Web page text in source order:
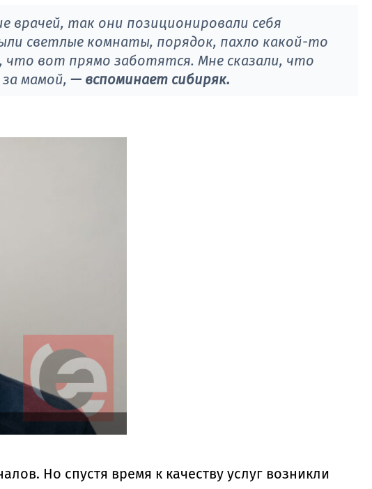
так они позиционировали себя
светлые комнаты, порядок, пахло какой-то
что вот прямо заботятся. Мне сказали, что
мамой, — вспоминает сибиряк.
Но спустя время к качеству услуг возникли